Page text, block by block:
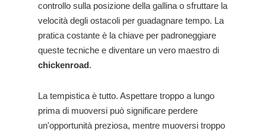
controllo sulla posizione della gallina o sfruttare la
velocità degli ostacoli per guadagnare tempo. La
pratica costante è la chiave per padroneggiare
queste tecniche e diventare un vero maestro di
chickenroad.
La tempistica è tutto. Aspettare troppo a lungo
prima di muoversi può significare perdere
un'opportunità preziosa, mentre muoversi troppo